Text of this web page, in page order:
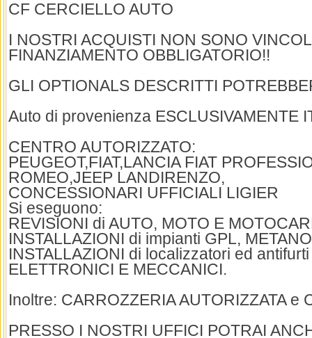
CF CERCIELLO AUTO
I NOSTRI ACQUISTI NON SONO
FINANZIAMENTO OBBLIGATORIO!!
GLI OPTIONALS DESCRITTI
Auto di provenienza ESCLUSIVAMENTE
CENTRO AUTORIZZATO:
PEUGEOT,FIAT,LANCIA FIAT
ROMEO,JEEP LANDIRENZO,
CONCESSIONARI UFFICIALI LIGIER
Si eseguono:
REVISIONI di AUTO, MOTO E
INSTALLAZIONI di impianti GPL,
INSTALLAZIONI di localizzatori ed
ELETTRONICI E MECCANICI.
Inoltre: CARROZZERIA AUTORIZZATA e
PRESSO I NOSTRI UFFICI POTRAI